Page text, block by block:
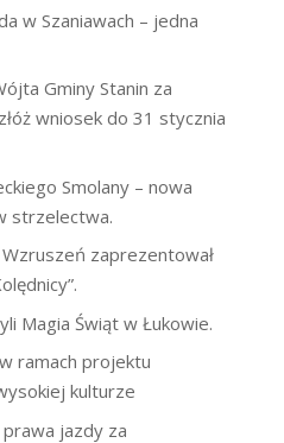
w Szaniawach – jedna
Gminy Stanin za
wniosek do 31 stycznia
Smolany – nowa
strzelectwa.
zaprezentował
Magia Świąt w Łukowie.
ramach projektu
kulturze
jazdy za